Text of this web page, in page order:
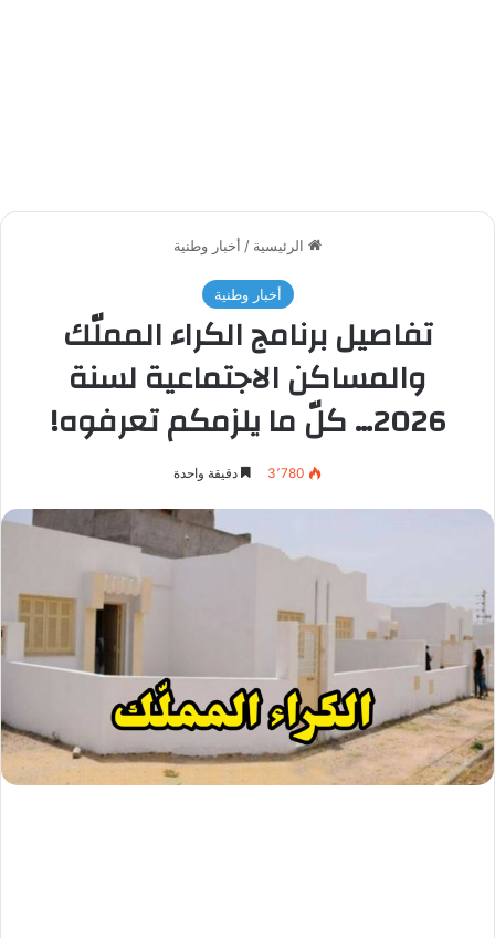
الرئيسية / أخبار وطنية
أخبار وطنية
تفاصيل برنامج الكراء المملّك
والمساكن الاجتماعية لسنة
2026… كلّ ما يلزمكم تعرفوه!
3٬780 دقيقة واحدة